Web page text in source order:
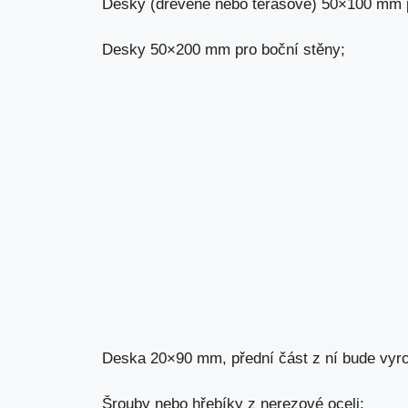
Desky (dřevěné nebo terasové) 50×100
Desky 50×200 mm pro boční stěny;
Deska 20×90 mm, přední část z ní bude
Šrouby nebo hřebíky z nerezové oceli;